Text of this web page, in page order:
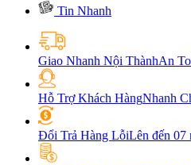
Tin Nhanh
Giao Nhanh Nội ThànhAn
Hỗ Trợ Khách HàngNhanh
Đổi Trả Hàng LỗiLên đến 07